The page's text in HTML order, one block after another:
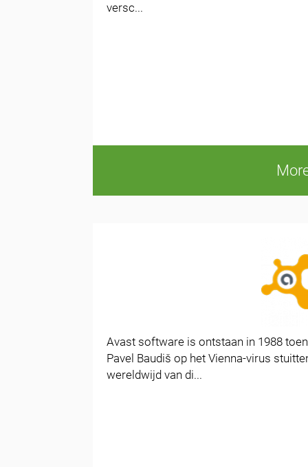
versc...
Avast software is ontstaan in 1988
Pavel Baudiš op het Vienna-virus
wereldwijd van di...